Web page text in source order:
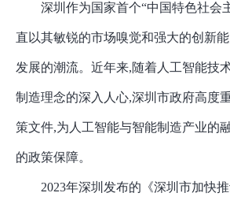
深圳作为国家首个“中国特色社会
直以其敏锐的市场嗅觉和强大的创新
发展的潮流。近年来,随着人工智能技
制造理念的深入人心,深圳市政府高度
策文件,为人工智能与智能制造产业的
的政策保障。
2023年深圳发布的《深圳市加快